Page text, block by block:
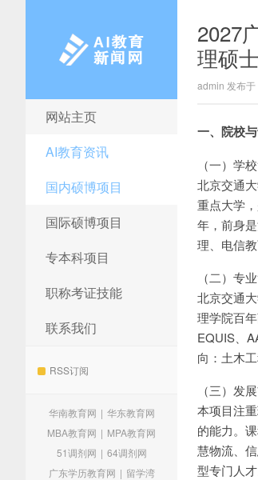
AI教育新闻网
网站主页
AI教育资讯
国内硕博项目
国际硕博项目
专本科项目
职称考证技能
联系我们
RSS订阅
华南教育网 | 华东教育网
MBA教育网 | MPA教育网
51调剂网 | 64调剂网
广东学历教育网 | 留学湾
2027
理硕
admin 发布
一、院校
（一）学
北京交通
重点大学
年，前身
理、电信
（二）专
北京交通
理学院百
EQUIS、
向：土木
（三）发
本项目注
的能力。
慧物流、
型专门人才